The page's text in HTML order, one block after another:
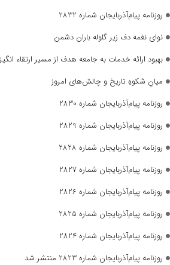
روزنامه پیام‌آذربایجان شماره 2832
نوای نغمه دف زیر گلوله باران دشمن
بهبود ارائه خدمات به جامعه هدف از مسیر ارتقاء
میانِ شکوهِ تاریخ و چالش‌های امروز
روزنامه پیام‌آذربایجان شماره 2830
روزنامه پیام‌آذربایجان شماره 2829
روزنامه پیام‌آذربایجان شماره 2828
روزنامه پیام‌آذربایجان شماره 2827
روزنامه پیام‌آذربایجان شماره 2826
روزنامه پیام‌آذربایجان شماره 2825
روزنامه پیام‌آذربایجان شماره 2824
روزنامه پیام‌آذربایجان شماره 2823 منتشر شد